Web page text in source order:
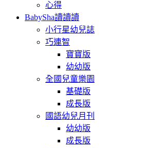
心得
BabySha讀讀讀
小行星幼兒誌
巧連智
寶寶版
幼幼版
全國兒童樂園
基礎版
成長版
國語幼兒月刊
幼幼版
成長版